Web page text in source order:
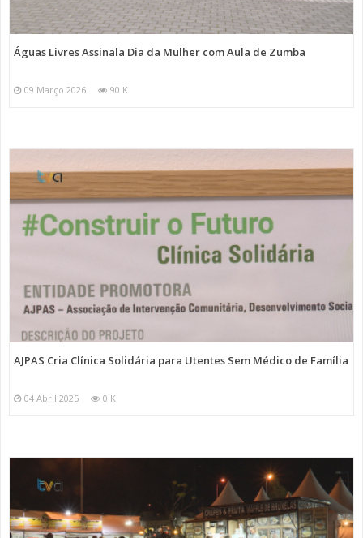
Águas Livres Assinala Dia da Mulher com Aula de Zumba
09 Março 2026 90 K
AJPAS Cria Clínica Solidária para Utentes Sem Médico de Família
04 Abril 2025 0 K